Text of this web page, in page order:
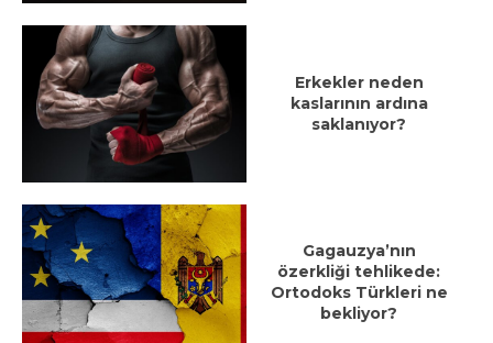
Erkekler neden
kaslarının ardına
saklanıyor?
Gagauzya’nın
özerkliği tehlikede:
Ortodoks Türkleri ne
bekliyor?